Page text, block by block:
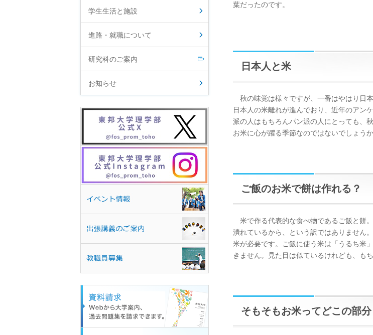
葉だったのです。
日本人と米
秋の味覚は様々ですが、一番はやはり日
日本人の米離れが進んでおり、近年のアン
派の人はもちろんパン派の人にとっても、
お米に心が躍る季節なのではないでしょうか
ご飯のお米で餅は作れる？
米で作る代表的な食べ物であるご飯と餅
潰れているから、という訳ではありません
米が必要です。ご飯に使う米は「うるち米
きません。見た目は似ているけれども、も
そもそもお米ってどこの部分
学生生活と施設
進路・就職について
研究科のご案内
お知らせ